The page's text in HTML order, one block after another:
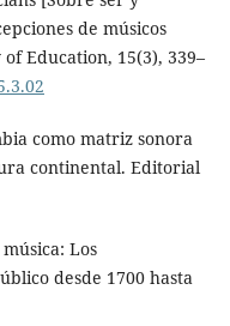
de músicos
Education, 15(3), 339–
como matriz sonora
continental. Editorial
Los
desde 1700 hasta